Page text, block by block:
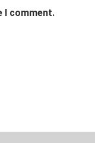
I comment.